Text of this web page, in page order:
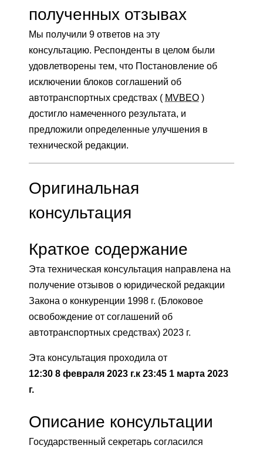
полученных отзывах
Мы получили 9 ответов на эту
консультацию. Респонденты в целом были
удовлетворены тем, что Постановление об
исключении блоков соглашений об
автотранспортных средствах ( MVBEO )
достигло намеченного результата, и
предложили определенные улучшения в
технической редакции.
Оригинальная
консультация
Краткое содержание
Эта техническая консультация направлена ​​на
получение отзывов о юридической редакции
Закона о конкуренции 1998 г. (Блоковое
освобождение от соглашений об
автотранспортных средствах) 2023 г.
Эта консультация проходила от
12:30 8 февраля 2023 г.к 23:45 1 марта 2023
г.
Описание консультации
Государственный секретарь согласился